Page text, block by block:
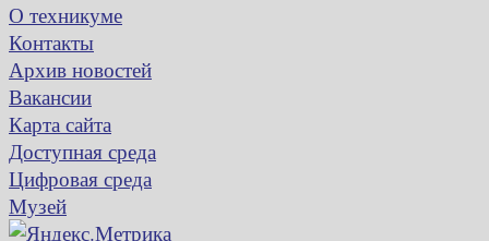
О техникуме
Контакты
Архив новостей
Вакансии
Карта сайта
Доступная среда
Цифровая среда
Музей